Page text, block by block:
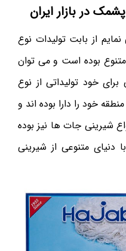
در بازار ایران
نمایم از بابت تولیدات نوع
بوده است و می توان
خود تولیداتی از نوع
خود را دارا بوده اند و
شیرینی جات ها نیز بوده
متنوعی از شیرینی